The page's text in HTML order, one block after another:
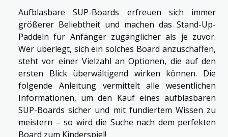
Aufblasbare SUP-Boards erfreuen sich immer
größerer Beliebtheit und machen das Stand-Up-
Paddeln für Anfänger zugänglicher als je zuvor.
Wer überlegt, sich ein solches Board anzuschaffen,
steht vor einer Vielzahl an Optionen, die auf den
ersten Blick überwältigend wirken können. Die
folgende Anleitung vermittelt alle wesentlichen
Informationen, um den Kauf eines aufblasbaren
SUP-Boards sicher und mit fundiertem Wissen zu
meistern – so wird die Suche nach dem perfekten
Board zum Kinderspiel!